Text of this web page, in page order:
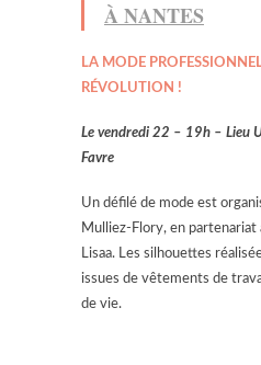
À NANTES
LA MODE
RÉVOLUTION !
Le vendredi 22 – 19h – Lieu
Favre
Un défilé de mode est
Mulliez-Flory, en partenariat
Lisaa. Les silhouettes
issues de vêtements de
de vie.